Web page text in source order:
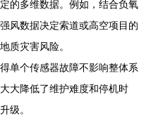
的多维数据。例如，结合负氧
风数据决定索道或高空项目的
质灾害风险。
单个传感器故障不影响整体系
大降低了维护难度和停机时
级。